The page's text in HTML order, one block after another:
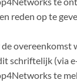
reden op te
overeenkomst
schriftelijk (via
te